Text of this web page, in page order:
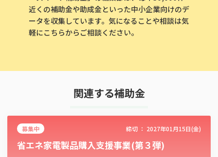
近くの補助金や助成金といった中小企業向けのデ
ータを収集しています。気になることや相談は気
軽にこちらからご相談ください。
関連する補助金
募集中 締切 ： 2027年01月15日(金)
省エネ家電製品購入支援事業(第３弾)